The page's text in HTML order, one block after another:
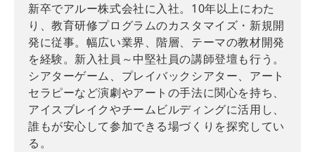
新卒でアルー株式会社に入社。10年以上にわた
り、教育研修プログラムのカスタマイズ・新規開
発に従事。幅広い業界、階層、テーマの教材開発
を経験。新入社員～中堅社員の講師登壇も行う。
シアターゲーム、プレイバックシアター、アート
セラピーなど演劇やアートの手法に関心を持ち、
アイスブレイクやチームビルディングに活用し、
誰もが安心して参加できる場づくりを探究してい
る。